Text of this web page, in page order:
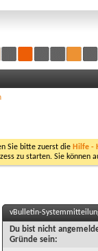
Sie bitte zuerst die Hilfe -
zu starten. Sie können
vBulletin-
Du bist nicht
Gründe sein: